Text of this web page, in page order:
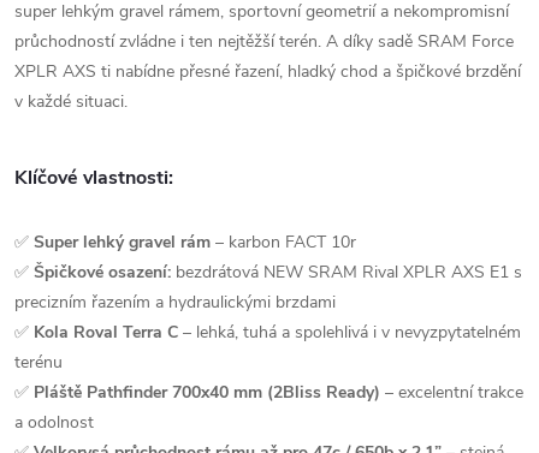
super lehkým gravel rámem, sportovní geometrií a nekompromisní
průchodností zvládne i ten nejtěžší terén. A díky sadě SRAM Force
XPLR AXS ti nabídne přesné řazení, hladký chod a špičkové brzdění
v každé situaci.
Klíčové vlastnosti:
✅ Super lehký gravel rám – karbon FACT 10r
✅ Špičkové osazení: bezdrátová NEW SRAM Rival XPLR AXS E1 s
precizním řazením a hydraulickými brzdami
✅ Kola Roval Terra C – lehká, tuhá a spolehlivá i v nevyzpytatelném
terénu
✅ Pláště Pathfinder 700x40 mm (2Bliss Ready) – excelentní trakce
a odolnost